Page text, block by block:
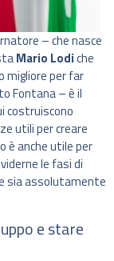
– che nasce
Mario Lodiche
migliore per far
Fontana – è il
costruiscono
utili per creare
è anche utile per
le fasi di
sia assolutamente
e stare